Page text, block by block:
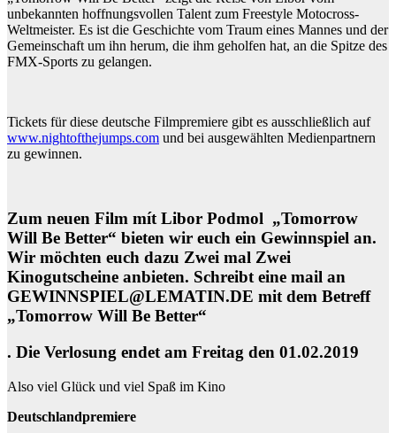
unbekannten hoffnungsvollen Talent zum Freestyle Motocross-
Weltmeister. Es ist die Geschichte vom Traum eines Mannes und der
Gemeinschaft um ihn herum, die ihm geholfen hat, an die Spitze des
FMX-Sports zu gelangen.
Tickets für diese deutsche Filmpremiere gibt es ausschließlich auf
www.nightofthejumps.com und bei ausgewählten Medienpartnern
zu gewinnen.
Zum neuen Film mít Libor Podmol „Tomorrow
Will Be Better“ bieten wir euch ein Gewinnspiel an.
Wir möchten euch dazu Zwei mal Zwei
Kinogutscheine anbieten. Schreibt eine mail an
GEWINNSPIEL@LEMATIN.DE mit dem Betreff
„Tomorrow Will Be Better“
. Die Verlosung endet am Freitag den 01.02.2019
Also viel Glück und viel Spaß im Kino
Deutschlandpremiere